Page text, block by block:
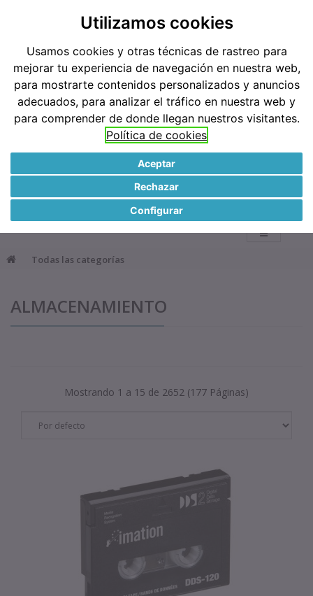
Utilizamos cookies
Usamos cookies y otras técnicas de rastreo para
mejorar tu experiencia de navegación en nuestra web,
para mostrarte contenidos personalizados y anuncios
adecuados, para analizar el tráfico en nuestra web y
para comprender de donde llegan nuestros visitantes.
Política de cookies
Aceptar
Rechazar
Configurar
Teléfonos: 91 519 38 62 / 677 921 793
Métodos de pago
● 0
Todas las categorías
ALMACENAMIENTO
Mostrando 1 a 15 de 2652 (177 Páginas)